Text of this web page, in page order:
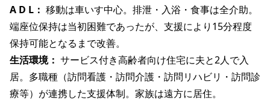
A D L： 移動は車いす中心。排泄・入浴・食事は全介助。
端座位保持は当初困難であったが、支援により15分程度
保持可能となるまで改善。
生活環境： サービス付き高齢者向け住宅に夫と2人で入
居。多職種（訪問看護・訪問介護・訪問リハビリ・訪問診
療等）が連携した支援体制。家族は遠方に居住。